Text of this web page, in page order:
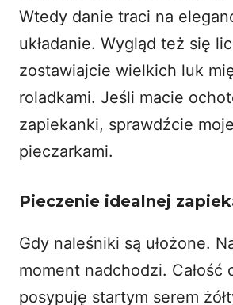
Wtedy danie traci na
układanie. Wygląd też się
zostawiajcie wielkich luk
roladkami. Jeśli macie
zapiekanki, sprawdźcie moje
pieczarkami.
Pieczenie idealnej
Gdy naleśniki są ułożone.
moment nadchodzi. Całość
posypuję startym serem